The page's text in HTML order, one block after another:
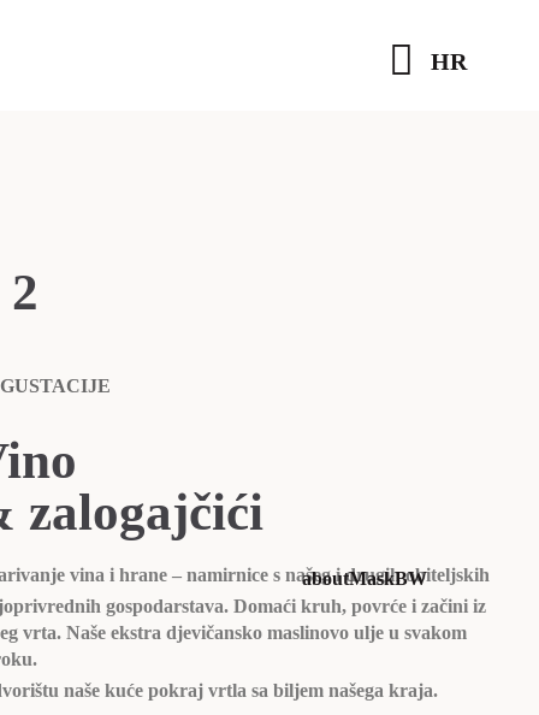
HR
2
zalogajčići
vina i hrane – namirnice s našeg i drugih obiteljskih
gospodarstava. Domaći kruh, povrće i začini iz
vrta. Naše ekstra djevičansko maslinovo ulje u svakom
naše kuće pokraj vrtla sa biljem našega kraja.